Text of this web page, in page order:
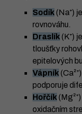
Sodík(Na⁺)
rovnováhu.
Draslík(K⁺)
tloušťky
epitelových
Vápník
podporuje
Hořčík
oxidačním